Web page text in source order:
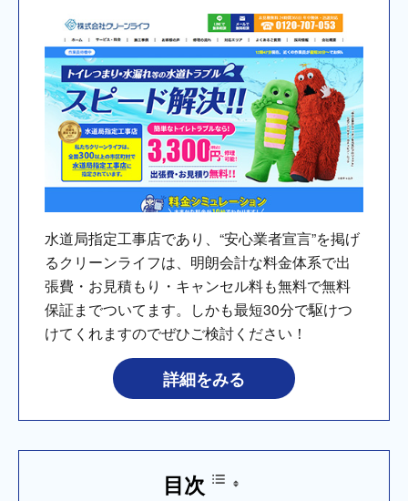
水道局指定工事店であり、“安心業者宣言”を掲げ
るクリーンライフは、明朗会計な料金体系で出
張費・お見積もり・キャンセル料も無料で無料
保証までついてます。しかも最短30分で駆けつ
けてくれますのでぜひご検討ください！
詳細をみる
目次